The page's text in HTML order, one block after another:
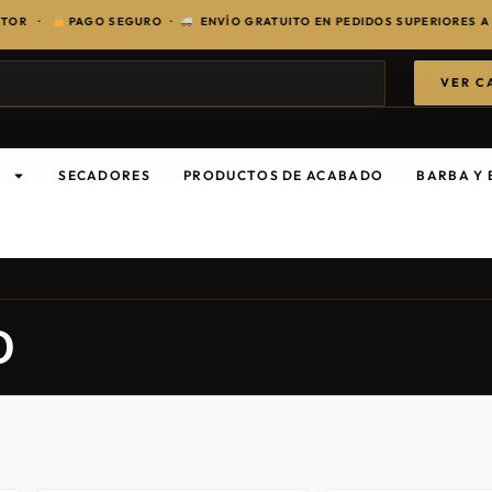
· PAGO SEGURO · ENVÍO GRATUITO EN PEDIDOS SUPERIORES A
VER
SECADORES PRODUCTOS DE ACABADO BARBA Y